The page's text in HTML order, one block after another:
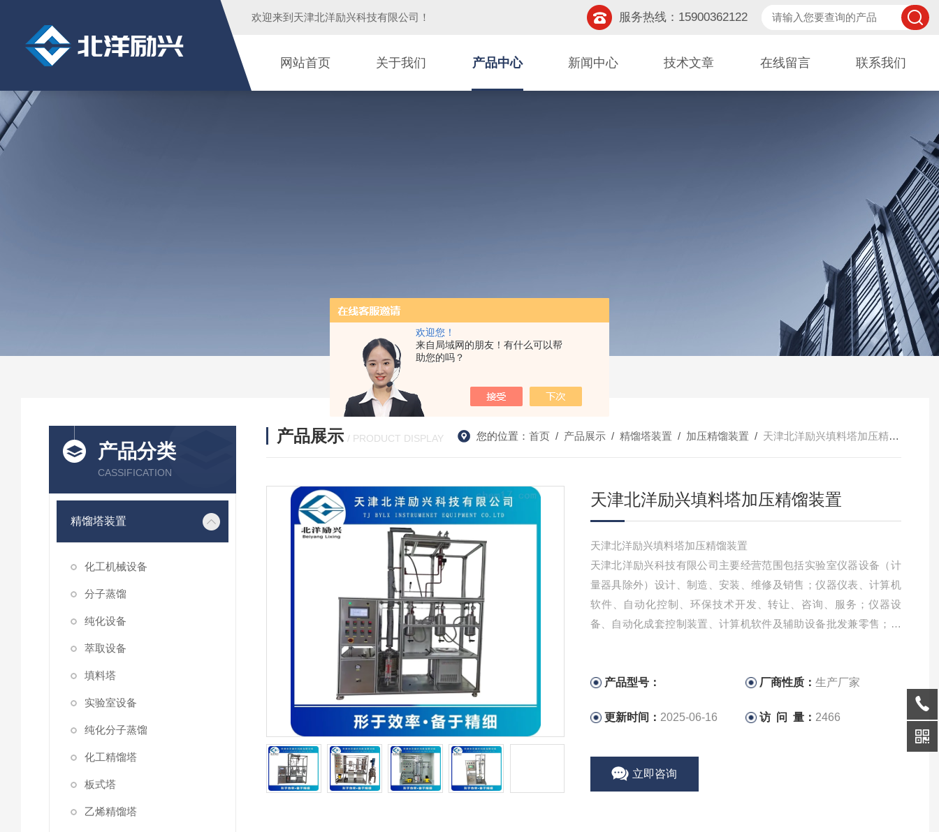
欢迎您！
来自局域网的朋友！有什么可以帮
助您的吗？
欢迎来到 天津北洋励兴科技有限公司 ！ 服务热线：15900362122
网站首页 关于我们 产品中心 新闻中心 技术文章 在线留言 联系我们
产品分类
CASSIFICATION
精馏塔装置
化工机械设备
分子蒸馏
纯化设备
萃取设备
填料塔
实验室设备
纯化分子蒸馏
化工精馏塔
板式塔
乙烯精馏塔
产品展示 / PRODUCT DISPLAY 您的位置： 首页/ 产品展示/ 精馏塔装置 / 加压精馏装置 / 天津北洋励兴填料塔加压精馏装置
天津北洋励兴填料塔加压精馏装置
天津北洋励兴填料塔加压精馏装置
天津北洋励兴科技有限公司主要经营范围包括实验室仪器设备（计
量器具除外）设计、制造、安装、维修及销售；仪器仪表、计算机
软件、自动化控制、环保技术开发、转让、咨询、服务；仪器设
备、自动化成套控制装置、计算机软件及辅助设备批发兼零售；货
产品型号： 厂商性质：生产厂家
更新时间： 2025-06-16 访 问 量： 2466
立即咨询